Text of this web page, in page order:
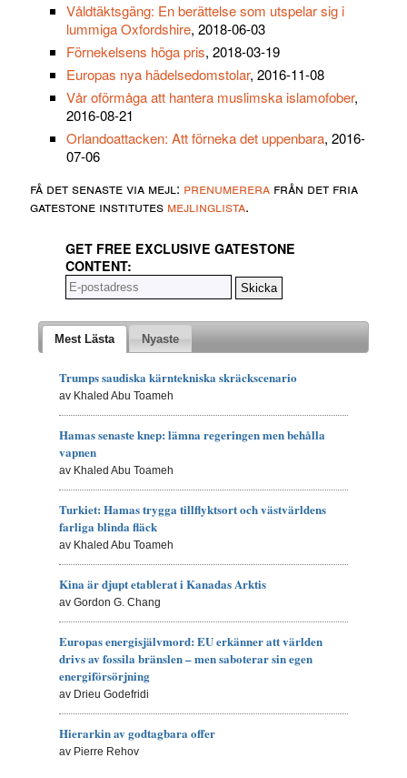
Våldtäktsgäng: En berättelse som utspelar sig i
lummiga Oxfordshire, 2018-06-03
Förnekelsens höga pris, 2018-03-19
Europas nya hädelsedomstolar, 2016-11-08
Vår oförmåga att hantera muslimska islamofober,
2016-08-21
Orlandoattacken: Att förneka det uppenbara, 2016-
07-06
få det senaste via mejl: prenumerera från det fria
gatestone institutes mejlinglista.
GET FREE EXCLUSIVE GATESTONE
CONTENT:
Mest Lästa Nyaste
Trumps saudiska kärntekniska skräckscenario
av Khaled Abu Toameh
Hamas senaste knep: lämna regeringen men behålla
vapnen
av Khaled Abu Toameh
Turkiet: Hamas trygga tillflyktsort och västvärldens
farliga blinda fläck
av Khaled Abu Toameh
Kina är djupt etablerat i Kanadas Arktis
av Gordon G. Chang
Europas energisjälvmord: EU erkänner att världen
drivs av fossila bränslen – men saboterar sin egen
energiförsörjning
av Drieu Godefridi
Hierarkin av godtagbara offer
av Pierre Rehov